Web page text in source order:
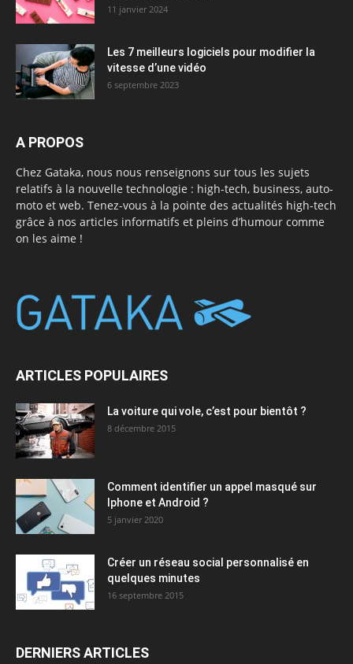
11 janvier 2024
Les 7 meilleurs logiciels pour modifier la
vitesse d’une vidéo
6 septembre 2023
A PROPOS
Chez Gataka, nous nous renseignons sur tous les sujets
relatifs à la nouvelle technologie : high-tech, business, auto-
moto et web. Tenez-vous à la pointe des actualités high-tech
grâce à nos articles informatifs et pleins d’humour comme
on les aime !
ARTICLES POPULAIRES
La voiture qui vole, c’est pour bientôt ?
8 décembre 2015
Comment identifier un appel masqué sur
Iphone et Android ?
5 janvier 2020
Créer un réseau social personnalisé en
quelques minutes
16 septembre 2015
DERNIERS ARTICLES